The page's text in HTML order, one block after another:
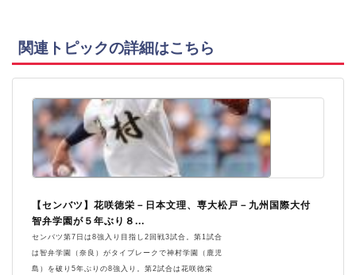
関連トピックの詳細はこちら
【センバツ】花咲徳栄－日本文理、専大松戸－九州国際大付
智弁学園が５年ぶり８...
センバツ第7日は8強入り目指し2回戦3試合。第1試合
は智弁学園（奈良）がタイブレークで神村学園（鹿児
島）を破り5年ぶりの8強入り。第2試合は花咲徳栄